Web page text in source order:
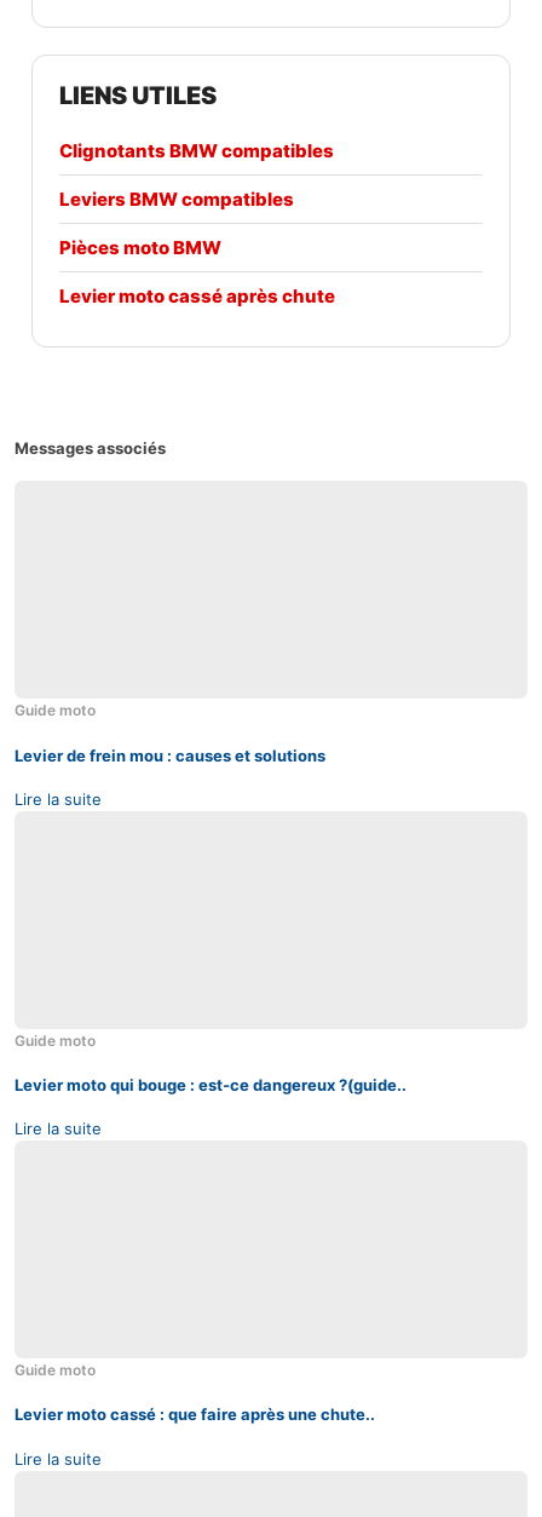
LIENS UTILES
Clignotants BMW compatibles
Leviers BMW compatibles
Pièces moto BMW
Levier moto cassé après chute
Messages associés
Guide moto
Levier de frein mou : causes et solutions
Lire la suite
Guide moto
Levier moto qui bouge : est-ce dangereux ?(guide..
Lire la suite
Guide moto
Levier moto cassé : que faire après une chute..
Lire la suite